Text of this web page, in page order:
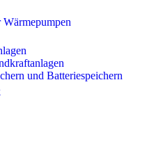
und Batteriespeichern